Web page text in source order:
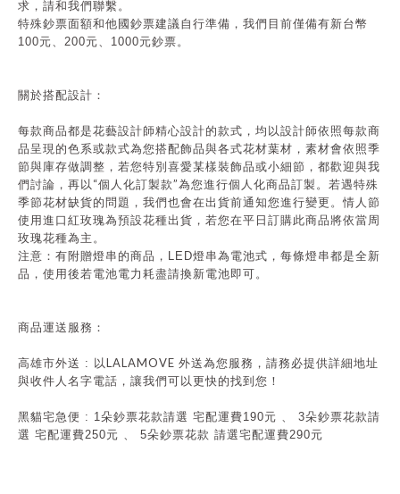
求，請和我們聯繫。
特殊鈔票面額和他國鈔票建議自行準備，我們目前僅備有新台幣
100元、200元、1000元鈔票。
關於搭配設計：
每款商品都是花藝設計師精心設計的款式，均以設計師依照每款商
品呈現的色系或款式為您搭配飾品與各式花材葉材，素材會依照季
節與庫存做調整，若您特別喜愛某樣裝飾品或小細節，都歡迎與我
們討論，再以 “個人化訂製款”為您進行個人化商品訂製。若遇特殊
季節花材缺貨的問題，我們也會在出貨前通知您進行變更。情人節
使用進口紅玫瑰為預設花種出貨，若您在平日訂購此商品將依當周
玫瑰花種為主。
注意：有附贈燈串的商品， LED燈串為電池式，每條燈串都是全新
品，使用後若電池電力耗盡請換新電池即可。
商品運送服務：
高雄市外送 : 以 LALAMOVE 外送為您服務，請務必提供詳細地址
與收件人名字電話，讓我們可以更快的找到您！
黑貓宅急便 : 1朵鈔票花款請選 宅配運費190元 、 3朵鈔票花款請
選 宅配運費250元 、 5朵鈔票花款 請選宅配運費290元